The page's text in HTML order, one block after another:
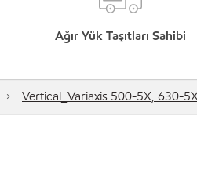
Ağır Yük Taşıtları Sahibi
Vertical_Variaxis 500-5X, 630-